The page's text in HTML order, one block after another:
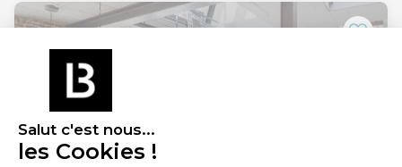
Salut c'est nous...
les Cookies !
station vélo, ce programme bénéficie d'une accessibilité
l'ensemble de l'agglomération.
Chaque lot offrira une climatisation réversible, et des
prestations conformes aux dernières normes en matière de
Ces surfaces sont disponibles également à la location.
Honoraires de commercialisation de vente : 5% HT du prix de
vente HT à la charge de l'Acquéreur.